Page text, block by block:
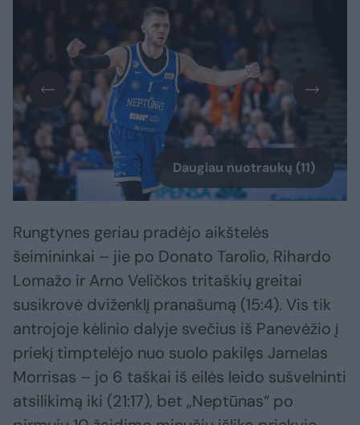
Daugiau nuotraukų (11)
Rungtynes geriau pradėjo aikštelės
šeimininkai – jie po Donato Tarolio, Rihardo
Lomažo ir Arno Veličkos tritaškių greitai
susikrovė dviženklį pranašumą (15:4). Vis tik
antrojoje kėlinio dalyje svečius iš Panevėžio į
priekį timptelėjo nuo suolo pakilęs Jamelas
Morrisas – jo 6 taškai iš eilės leido sušvelninti
atsilikimą iki (21:17), bet „Neptūnas“ po